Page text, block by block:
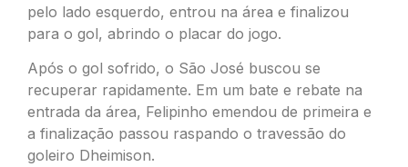
pelo lado esquerdo, entrou na área e finalizou
para o gol, abrindo o placar do jogo.
Após o gol sofrido, o São José buscou se
recuperar rapidamente. Em um bate e rebate na
entrada da área, Felipinho emendou de primeira e
a finalização passou raspando o travessão do
goleiro Dheimison.